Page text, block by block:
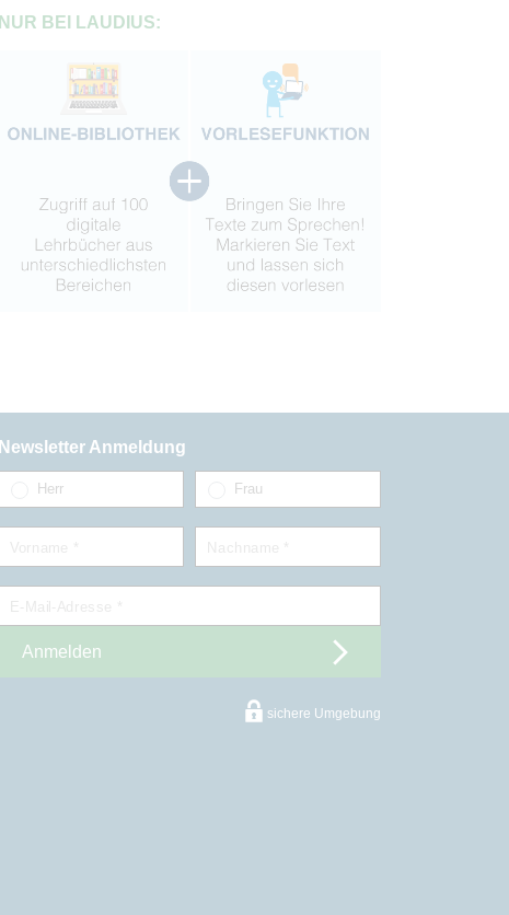
NUR BEI LAUDIUS:
Newsletter Anmeldung
Herr Frau
Anmelden
sichere Umgebung